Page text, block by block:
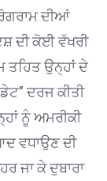
ਦੀਆਂ
ਦੀ ਕੋਈ ਵੱਖਰੀ
ਤਹਿਤ ਉਨ੍ਹਾਂ ਦੇ
ਦਰਜ ਕੀਤੀ
ਨੂੰ ਅਮਰੀਕੀ
ਵਧਾਉਣ ਦੀ
ਜਾ ਕੇ ਦੁਬਾਰਾ